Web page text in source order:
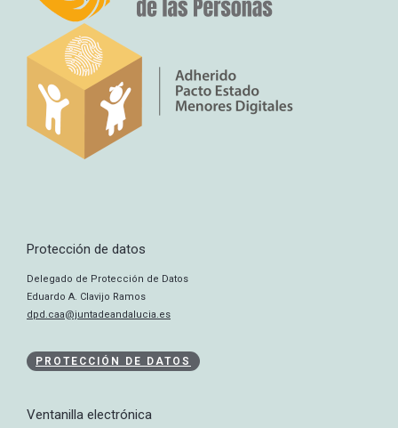
Protección de datos
Delegado de Protección de Datos
Eduardo A. Clavijo Ramos
dpd.caa@juntadeandalucia.es
PROTECCIÓN DE DATOS
Ventanilla electrónica